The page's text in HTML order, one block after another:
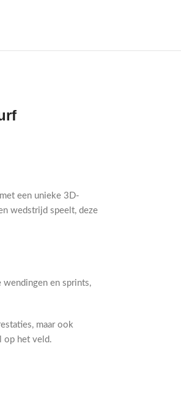
een unieke 3D-
wedstrijd speelt, deze
en sprints,
maar ook
op het veld.